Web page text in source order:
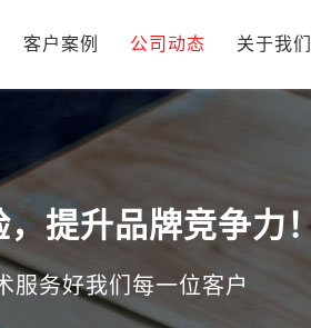
客户案例 公司动态 关于我们
提升品牌竞争力
服务好我们每一位客户